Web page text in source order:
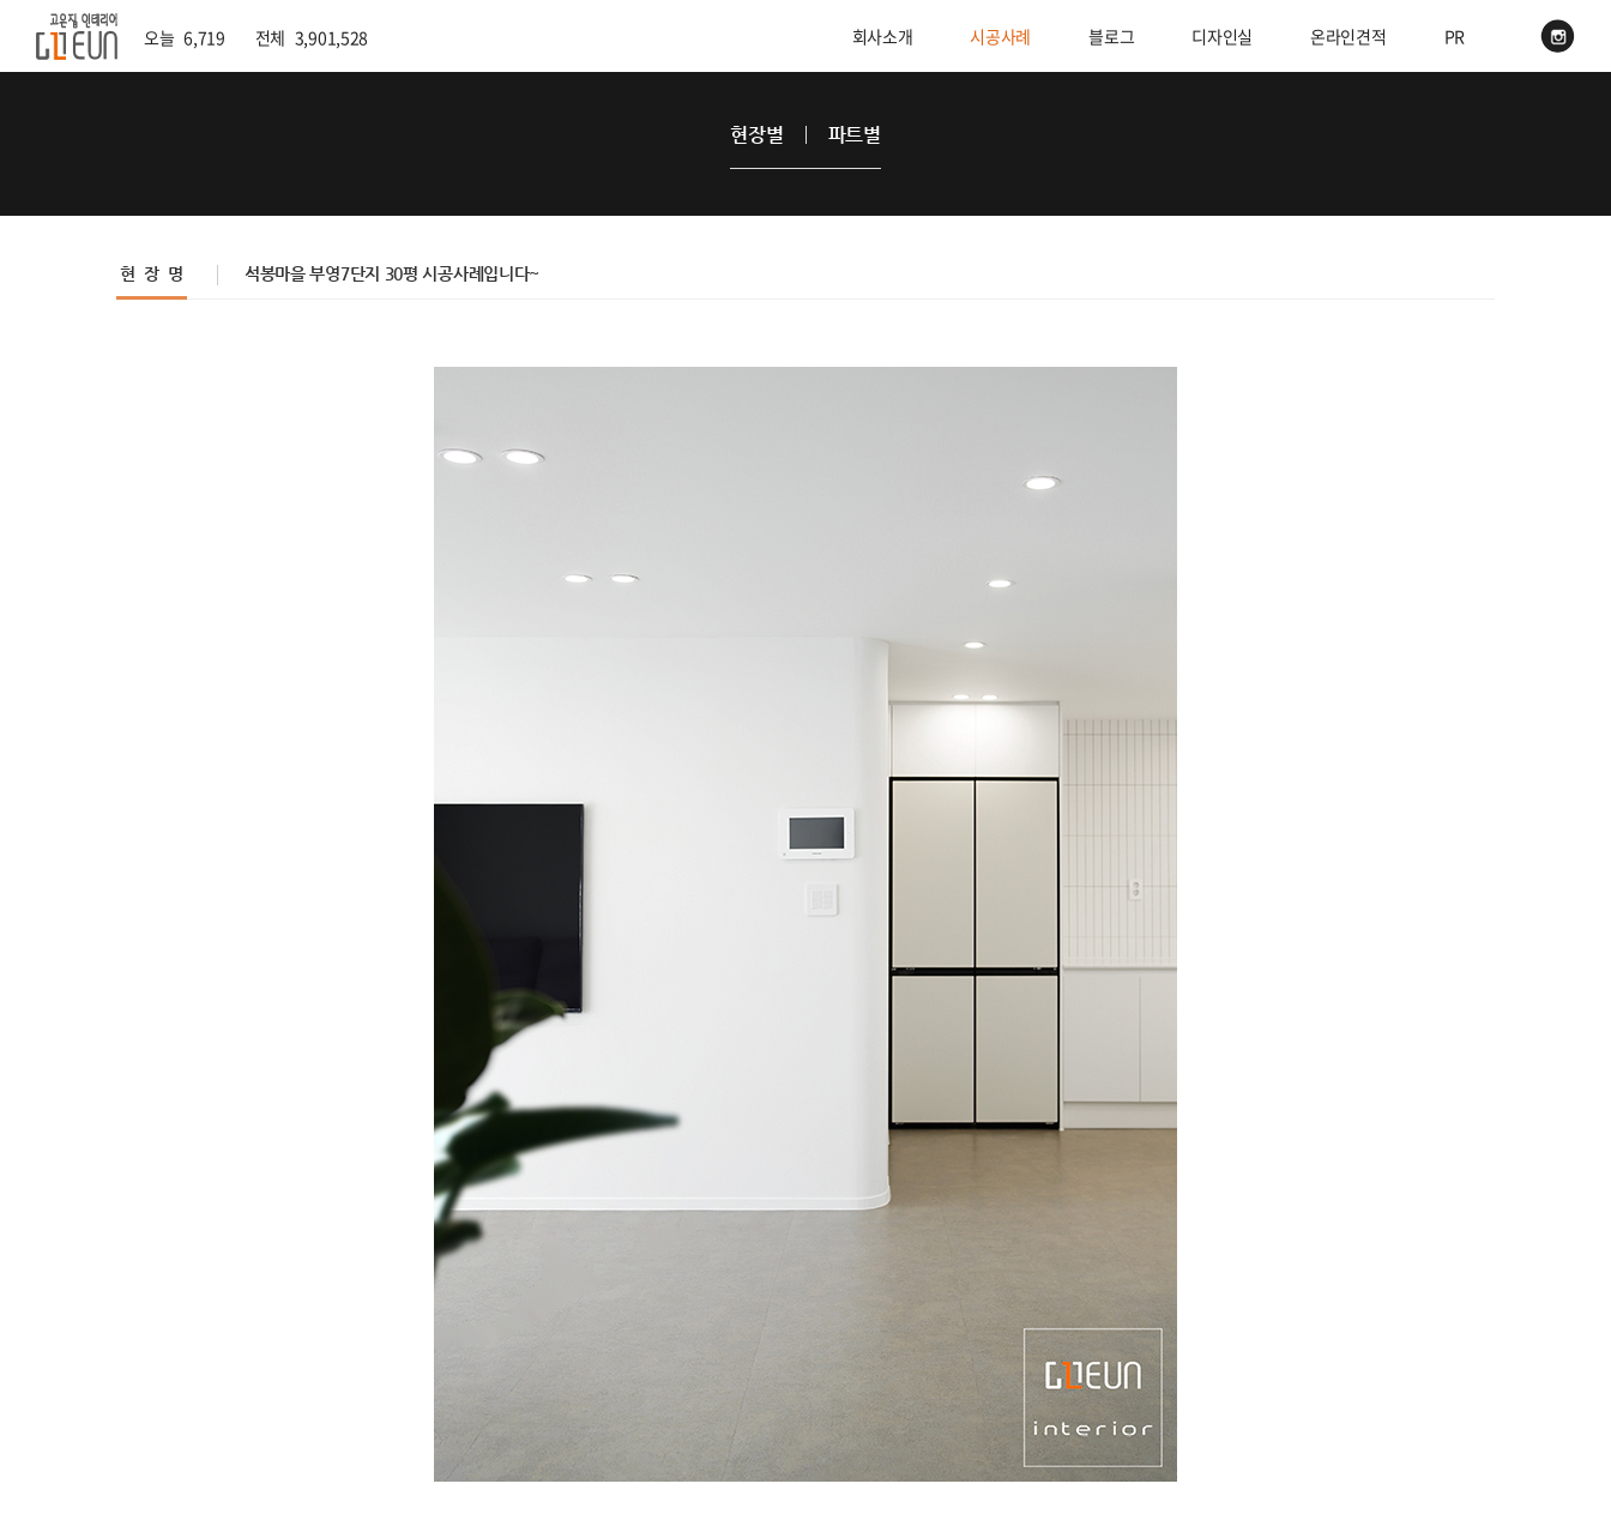
오늘 6,719 전체 3,901,528 회사소개 시공사례 블로그 디자인실 온라인견적 PR
현장별 파트별
현 장 명 석봉마을 부영7단지 30평 시공사례입니다~